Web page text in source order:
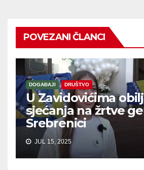
POVEZANI ČLANCI
DOGAĐAJI DRUŠTVO
U Zavidovićima
sjećanja na žrtve
Srebrenici
JUL 15, 2025